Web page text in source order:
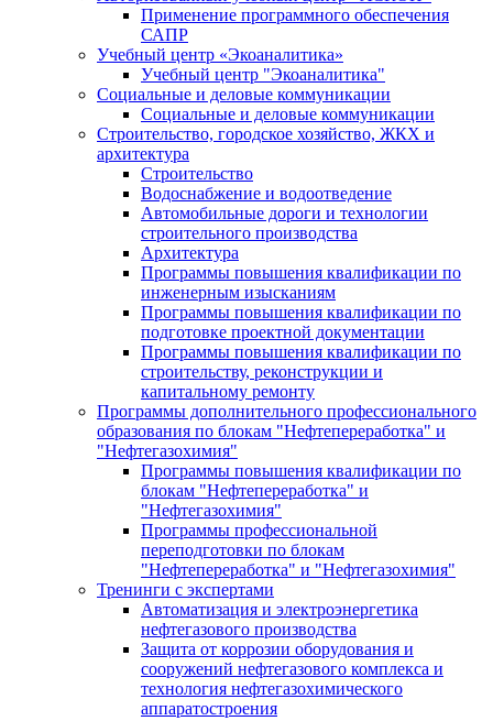
Применение программного обеспечения
САПР
Учебный центр «Экоаналитика»
Учебный центр "Экоаналитика"
Социальные и деловые коммуникации
Социальные и деловые коммуникации
Строительство, городское хозяйство, ЖКХ и
архитектура
Строительство
Водоснабжение и водоотведение
Автомобильные дороги и технологии
строительного производства
Архитектура
Программы повышения квалификации по
инженерным изысканиям
Программы повышения квалификации по
подготовке проектной документации
Программы повышения квалификации по
строительству, реконструкции и
капитальному ремонту
Программы дополнительного профессионального
образования по блокам "Нефтепереработка" и
"Нефтегазохимия"
Программы повышения квалификации по
блокам "Нефтепереработка" и
"Нефтегазохимия"
Программы профессиональной
переподготовки по блокам
"Нефтепереработка" и "Нефтегазохимия"
Тренинги с экспертами
Автоматизация и электроэнергетика
нефтегазового производства
Защита от коррозии оборудования и
сооружений нефтегазового комплекса и
технология нефтегазохимического
аппаратостроения